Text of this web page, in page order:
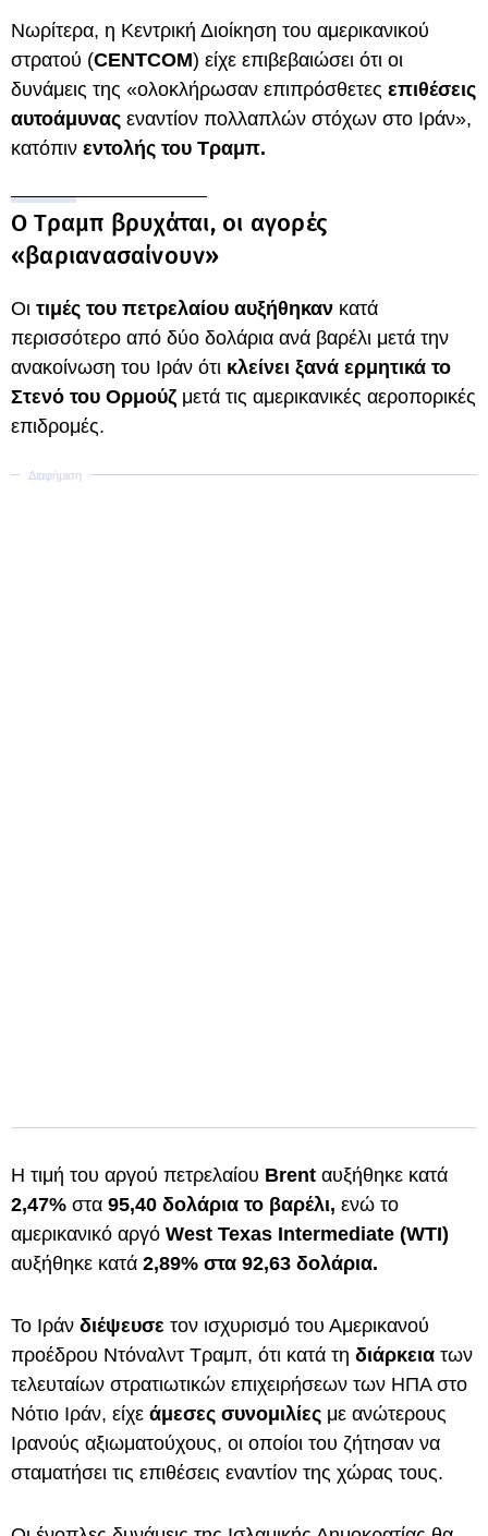
Νωρίτερα, η Κεντρική Διοίκηση του αμερικανικού
στρατού (CENTCOM) είχε επιβεβαιώσει ότι οι
δυνάμεις της «ολοκλήρωσαν επιπρόσθετες επιθέσεις
αυτοάμυνας εναντίον πολλαπλών στόχων στο Ιράν»,
κατόπιν εντολής του Τραμπ.
Ο Τραμπ βρυχάται, οι αγορές
«βαριανασαίνουν»
Οι τιμές του πετρελαίου αυξήθηκαν κατά
περισσότερο από δύο δολάρια ανά βαρέλι μετά την
ανακοίνωση του Ιράν ότι κλείνει ξανά ερμητικά το
Στενό του Ορμούζ μετά τις αμερικανικές αεροπορικές
επιδρομές.
Η τιμή του αργού πετρελαίου Brent αυξήθηκε κατά
2,47% στα 95,40 δολάρια το βαρέλι, ενώ το
αμερικανικό αργό West Texas Intermediate (WTI)
αυξήθηκε κατά 2,89% στα 92,63 δολάρια.
Το Ιράν διέψευσε τον ισχυρισμό του Αμερικανού
προέδρου Ντόναλντ Τραμπ, ότι κατά τη διάρκεια των
τελευταίων στρατιωτικών επιχειρήσεων των ΗΠΑ στο
Νότιο Ιράν, είχε άμεσες συνομιλίες με ανώτερους
Ιρανούς αξιωματούχους, οι οποίοι του ζήτησαν να
σταματήσει τις επιθέσεις εναντίον της χώρας τους.